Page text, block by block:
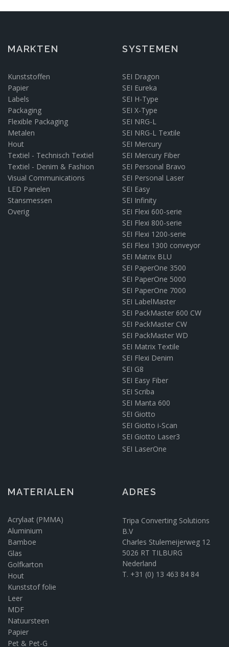
MARKTEN
Kunststoffen
Papier
Labels
Packaging
Flexible Packaging
Metalen
Hout
Textiel - Technisch Textiel
Textiel - Denim & Fashion
Visual Communications
LED Panelen
Stansmessen
Overig
SYSTEMEN
SEI Dragon
SEI Eureka
SEI H-Type
SEI X-Type
SEI NRG-L
SEI NRG-L Textile
SEI Mercury
SEI Mercury Fiber
SEI Personal Bravo
SEI Personal Laser
SEI Easy
SEI Infinity
SEI Flexi 600-serie
SEI Flexi 800-serie
SEI Flexi 1200-serie
SEI Flexi 1300 conveyor
SEI Matrix BLU
SEI PaperOne 3500
SEI PaperOne 5000
SEI PaperOne 7000
SEI LabelMaster
SEI PackMaster 600 CW
SEI PackMaster CW
SEI PackMaster WD
SEI Matrix Textile
SEI Flexi Denim
SEI G8
SEI Easy Fiber
SEI Scriba
SEI Manta 600
SEI Giotto
SEI Giotto i-Scan
SEI Giotto Laser3
SEI LaserOne
MATERIALEN
Acrylaat (PMMA)
Aluminium
Bamboe
Glas
Golfkarton
Hout
Kunststof folie
Leer
MDF
Natuursteen
Papier
Pet & Pet-G
ADRES
Tripa Converting Solutions
B.V
Charles Stulemeijerweg 12
5026 RT TILBURG
Nederland
T. +31 (0) 13 463 84 84